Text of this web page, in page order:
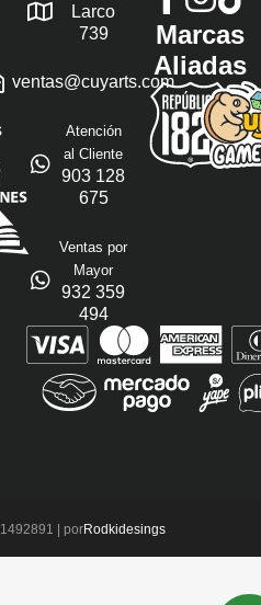
Larco
739
ventas@cuyarts.com
Atención
al Cliente
903 128
675
Ventas por
Mayor
932 359
494
Marcas
Aliadas
| porRodkidesings